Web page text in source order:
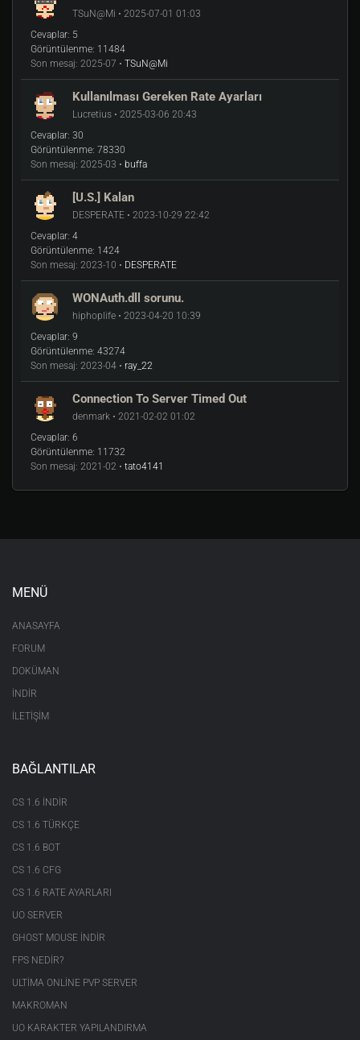
TSuN@Mi • 2025-07-01 01:03
Cevaplar: 5
Görüntülenme: 11484
Son mesaj: 2025-07 • TSuN@Mi
Kullanılması Gereken Rate Ayarları
Lucretius • 2025-03-06 20:43
Cevaplar: 30
Görüntülenme: 78330
Son mesaj: 2025-03 • buffa
[U.S.] Kalan
DESPERATE • 2023-10-29 22:42
Cevaplar: 4
Görüntülenme: 1424
Son mesaj: 2023-10 • DESPERATE
WONAuth.dll sorunu.
hiphoplife • 2023-04-20 10:39
Cevaplar: 9
Görüntülenme: 43274
Son mesaj: 2023-04 • ray_22
Connection To Server Timed Out
denmark • 2021-02-02 01:02
Cevaplar: 6
Görüntülenme: 11732
Son mesaj: 2021-02 • tato4141
MENÜ
ANASAYFA
FORUM
DOKÜMAN
İNDİR
İLETİŞİM
BAĞLANTILAR
CS 1.6 INDIR
CS 1.6 TÜRKÇE
CS 1.6 BOT
CS 1.6 CFG
CS 1.6 RATE AYARLARI
UO SERVER
GHOST MOUSE INDIR
FPS NEDIR?
ULTIMA ONLINE PVP SERVER
MAKROMAN
UO KARAKTER YAPILANDIRMA